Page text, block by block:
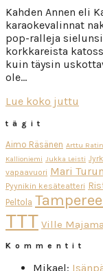
Kahden Annen eli
karaokevalinnat
pop-ralleja
korkkareista
kuin täysin
ole…
Lue koko juttu
tägit
Aimo Räsänen Arttu
Kallioniemi Jukka Leisti
vapaavuori Mari
Pyynikin kesäteatteri
Peltola
TTT Ville
Kommentit
Mikael: